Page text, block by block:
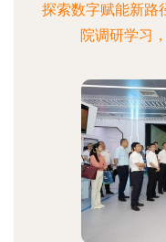
探索数字赋能新路
院调研学习